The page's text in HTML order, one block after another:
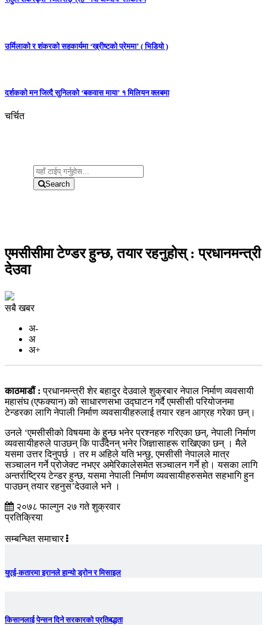
उर्मिलाको र शंकरको सहकार्यमा ‘ख्रीष्टको प्रेममा’ ( भिडियो )
दर्शकको मन जित्दै सुनिलको ‘बकवास माया’ १ मिलियन क्लबमा
चर्चित
Search
एमसीसीमा टेण्डर हुन्छ, तयार रहनुहोस् : प्रधानमन्त्री
देउवा
सबै खबर
अ-
अ
अ+
काठमाडौं :प्रधानमन्त्री शेर बहादुर देउवाले शुक्रबार नेपाल निर्माण व्यवसायी
महासंघ (एफक्यान) को साधारणसभा उद्घाटन गर्दै एमसीसी परियोजनमा
टेन्डरका लागि नेपाली निर्माण व्यवसायीहरुलाई तयार रहन आग्रह गरेका छन्।
उनले ‘एमसीसीको विषयमा के हुन्छ भनेर प्रश्नहरु गरिएका छन्, नेपाली निर्माण
व्यवसायीहरुले पाउछन् कि पाउँदैनन् भनेर जिज्ञासाहरू राखिएका छन् । मैले
यसमा उत्तर दिनुपर्छ । तर म अहिले यति भन्छु, एमसीसी नेपालले मात्र
सञ्चालन गर्ने प्रोजेक्ट नभएर अमेरिकालेसमेत सञ्चालन गर्ने हो। यसका लागि
अन्तर्राष्ट्रिय टेन्डर हुन्छ, यसमा नेपाली निर्माण व्यवसायीहरुसमेत सहभागि हुन
पाउछन् तयार रहनुस’देउवाले भने ।
२०७८ फाल्गुन २७ गते शुक्रवार
प्रतिक्रिया
सम्बन्धित समाचार
युएई-कतारमा इरानले हान्यो ड्रोन र मिसाइल
किसानलाई पेन्सन दिने सरकारको प्रतिबद्धता